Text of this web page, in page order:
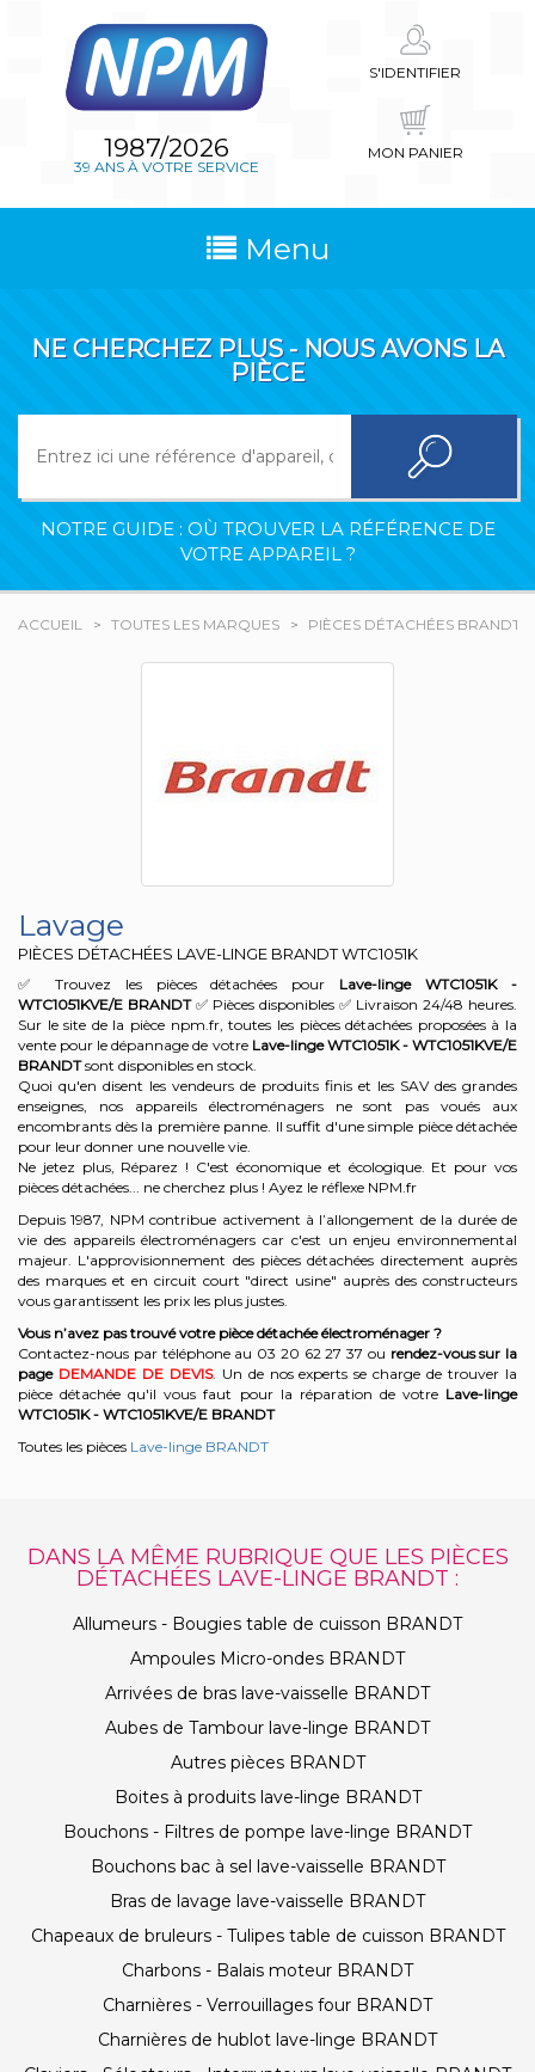
1987/2026
39 ANS À VOTRE SERVICE
S'IDENTIFIER
MON PANIER
Menu
NE CHERCHEZ PLUS - NOUS AVONS LA
PIÈCE
NOTRE GUIDE : OÙ TROUVER LA RÉFÉRENCE DE
VOTRE APPAREIL ?
ACCUEIL TOUTES LES MARQUES PIÈCES DÉTACHÉES BRANDT
Lavage
PIÈCES DÉTACHÉES LAVE-LINGE BRANDTWTC1051K
✅ Trouvez les pièces détachées pour Lave-linge WTC1051K -
WTC1051KVE/E BRANDT ✅ Pièces disponibles ✅ Livraison 24/48 heures.
Sur le site de la pièce npm.fr, toutes les pièces détachées proposées à la
vente pour le dépannage de votre Lave-linge WTC1051K - WTC1051KVE/E
BRANDTsont disponibles en stock.
Quoi qu'en disent les vendeurs de produits finis et les SAV des grandes
enseignes, nos appareils électroménagers ne sont pas voués aux
encombrants dès la première panne. Il suffit d'une simple pièce détachée
pour leur donner une nouvelle vie.
Ne jetez plus, Réparez ! C'est économique et écologique. Et pour vos
pièces détachées... ne cherchez plus ! Ayez le réflexe NPM.fr
Depuis 1987, NPM contribue activement à l’allongement de la durée de
vie des appareils électroménagers car c'est un enjeu environnemental
majeur. L'approvisionnement des pièces détachées directement auprès
des marques et en circuit court "direct usine" auprès des constructeurs
vous garantissent les prix les plus justes.
Vous n’avez pas trouvé votre pièce détachée électroménager ?
Contactez-nous par téléphone au 03 20 62 27 37 ou rendez-vous sur la
page DEMANDE DE DEVIS. Un de nos experts se charge de trouver la
pièce détachée qu'il vous faut pour la réparation de votre Lave-linge
WTC1051K - WTC1051KVE/E BRANDT
Toutes les pièces Lave-linge BRANDT
DANS LA MÊME RUBRIQUE QUE LES PIÈCES
DÉTACHÉES LAVE-LINGE BRANDT :
Allumeurs - Bougies table de cuisson BRANDT
Ampoules Micro-ondes BRANDT
Arrivées de bras lave-vaisselle BRANDT
Aubes de Tambour lave-linge BRANDT
Autres pièces BRANDT
Boites à produits lave-linge BRANDT
Bouchons - Filtres de pompe lave-linge BRANDT
Bouchons bac à sel lave-vaisselle BRANDT
Bras de lavage lave-vaisselle BRANDT
Chapeaux de bruleurs - Tulipes table de cuisson BRANDT
Charbons - Balais moteur BRANDT
Charnières - Verrouillages four BRANDT
Charnières de hublot lave-linge BRANDT